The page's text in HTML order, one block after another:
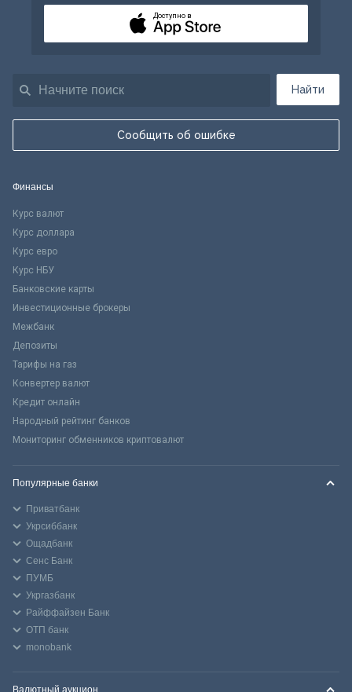
Найти
Сообщить об ошибке
Доступно в
Финансы
Курс валют
Курс доллара
Курс евро
Курс НБУ
Банковские карты
Инвестиционные брокеры
Межбанк
Депозиты
Тарифы на газ
Конвертер валют
Кредит онлайн
Народный рейтинг банков
Мониторинг обменников криптовалют
Популярные банки
Приватбанк
Укрсиббанк
Ощадбанк
Сенс Банк
ПУМБ
Укргазбанк
Райффайзен Банк
ОТП банк
monobank
Валютный аукцион